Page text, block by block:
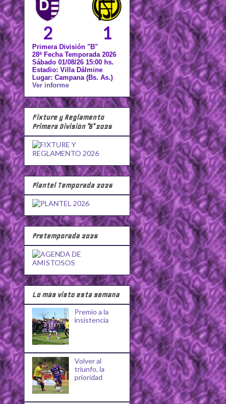
2 1
Primera División "B"
28ª Fecha Temporada 2026
Sábado 01/08/26 15:00 hs.
Estadio: Villa Dálmine
Lugar: Campana (Bs. As.)
Ver informe
Fixture y Reglamento
Primera División "B" 2026
Plantel Temporada 2026
Pretemporada 2026
Lo más visto esta semana
Premio a la
insistencia
Volver al
triunfo, la
prioridad